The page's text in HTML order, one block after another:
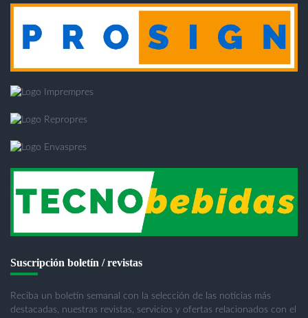
Suscripción boletín / revistas
Reciba un boletín semanal con la selección de las noticias más
destacadas, nuestras revistas, servicios y ofertas relacionados con el